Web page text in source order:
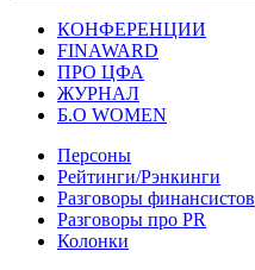
КОНФЕРЕНЦИИ
FINAWARD
ПРО ЦФА
ЖУРНАЛ
Б.О WOMEN
Персоны
Рейтинги/Рэнкинги
Разговоры финансистов
Разговоры про PR
Колонки